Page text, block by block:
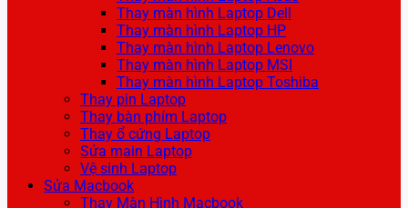
Thay màn hình Laptop Dell
Thay màn hình Laptop HP
Thay màn hình Laptop Lenovo
Thay màn hình Laptop MSI
Thay màn hình Laptop Toshiba
Thay pin Laptop
Thay bàn phím Laptop
Thay ổ cứng Laptop
Sửa main Laptop
Vệ sinh Laptop
Sửa Macbook
Thay Màn Hình Macbook